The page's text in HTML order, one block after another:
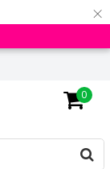
×
EXPERTEN 0